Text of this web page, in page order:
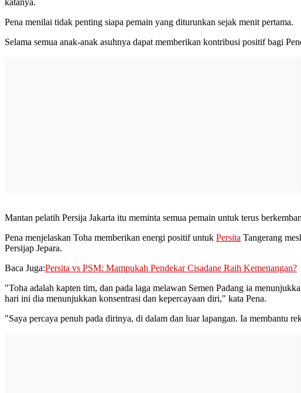
Pena menilai tidak penting siapa pemain yang diturunkan sejak menit pertama.
Selama semua anak-anak asuhnya dapat memberikan kontribusi positif bagi
Mantan pelatih Persija Jakarta itu meminta semua pemain untuk terus
Pena menjelaskan Toha memberikan energi positif untuk Persita Tangerang
Persijap Jepara.
Baca Juga:Persita vs PSM: Mampukah Pendekar Cisadane Raih Kemenangan?
"Toha adalah kapten tim, dan pada laga melawan Semen Padang ia
hari ini dia menunjukkan konsentrasi dan kepercayaan diri," kata Pena.
"Saya percaya penuh pada dirinya, di dalam dan luar lapangan. Ia membantu